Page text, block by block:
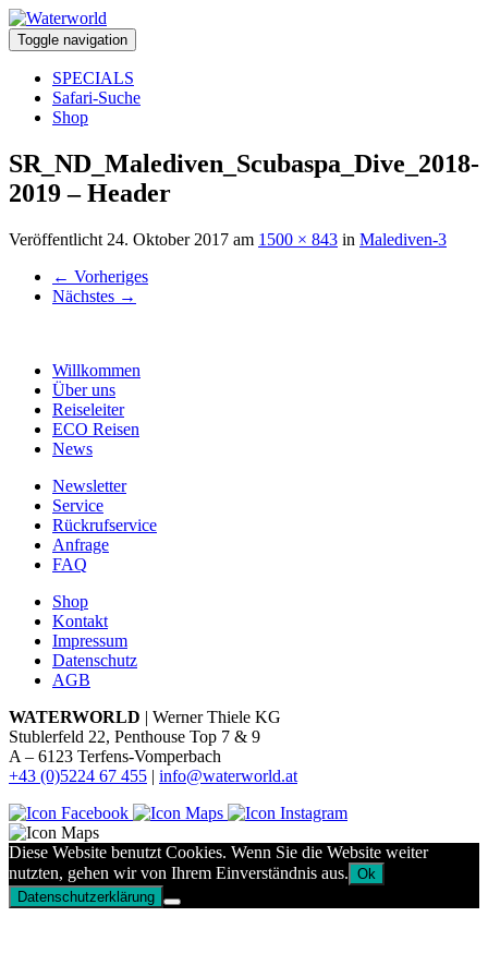
Toggle navigation
SPECIALS
Safari-Suche
Shop
SR_ND_Malediven_Scubaspa_Dive_2018-
2019 – Header
Veröffentlicht 24. Oktober 2017 am 1500 × 843 in Malediven-3
← Vorheriges
Nächstes →
Willkommen
Über uns
Reiseleiter
ECO Reisen
News
Newsletter
Service
Rückrufservice
Anfrage
FAQ
Shop
Kontakt
Impressum
Datenschutz
AGB
WATERWORLD | Werner Thiele KG
Stublerfeld 22, Penthouse Top 7 & 9
A – 6123 Terfens-Vomperbach
+43 (0)5224 67 455 | info@waterworld.at
Diese Website benutzt Cookies. Wenn Sie die Website weiter
nutzten, gehen wir von Ihrem Einverständnis aus. Ok
Datenschutzerklärung